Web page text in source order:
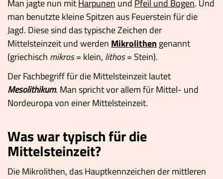
Man jagte nun mitHarpunen und Pfeil und Bogen. Und
man benutzte kleine Spitzen aus Feuerstein für die
Jagd. Diese sind das typische Zeichen der
Mittelsteinzeit und werden Mikrolithen genannt
(griechisch mikros= klein, lithos= Stein).
Der Fachbegriff für die Mittelsteinzeit lautet
Mesolithikum. Man spricht vor allem für Mittel- und
Nordeuropa von einer Mittelsteinzeit.
Was war typisch für die
Mittelsteinzeit?
Die Mikrolithen, das Hauptkennzeichen der mittleren